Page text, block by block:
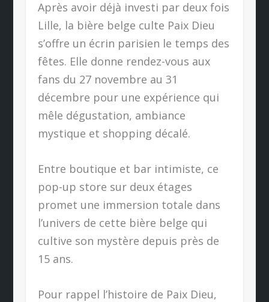
Après avoir déjà investi par deux fois
Lille, la bière belge culte Paix Dieu
s’offre un écrin parisien le temps des
fêtes. Elle donne rendez-vous aux
fans du 27 novembre au 31
décembre pour une expérience qui
mêle dégustation, ambiance
mystique et shopping décalé.
Entre boutique et bar intimiste, ce
pop-up store sur deux étages
promet une immersion totale dans
l’univers de cette bière belge qui
cultive son mystère depuis près de
15 ans.
Pour rappel l’histoire de Paix Dieu,